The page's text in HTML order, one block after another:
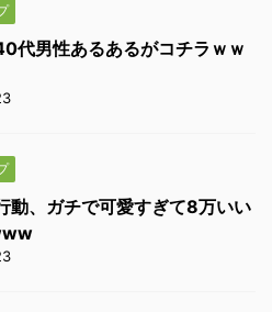
代男性あるあるがコチラｗｗ
動、ガチで可愛すぎて8万いい